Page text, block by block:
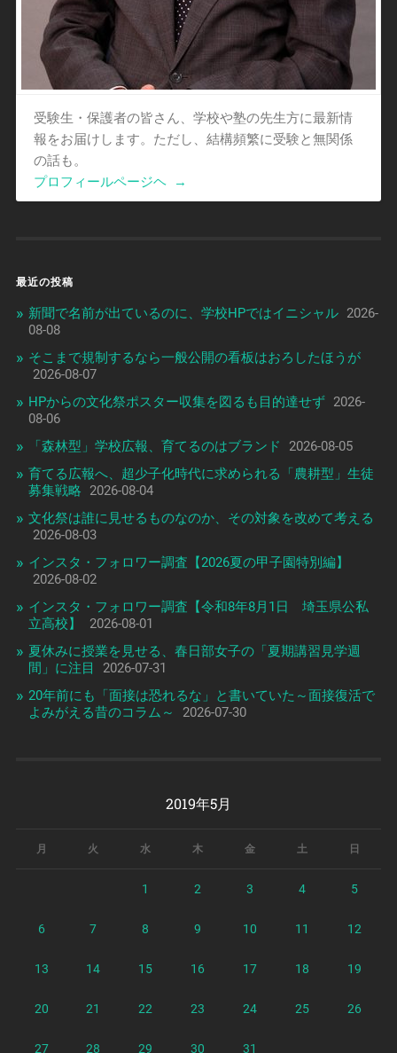
受験生・保護者の皆さん、学校や塾の先生方に最新情
報をお届けします。ただし、結構頻繁に受験と無関係
の話も。
プロフィールページヘ
→
最近の投稿
新聞で名前が出ているのに、学校HPではイニシャル 2026-
08-08
そこまで規制するなら一般公開の看板はおろしたほうが
2026-08-07
HPからの文化祭ポスター収集を図るも目的達せず
2026-
08-06
「森林型」学校広報、育てるのはブランド
2026-08-05
育てる広報へ、超少子化時代に求められる「農耕型」生徒
募集戦略
2026-08-04
文化祭は誰に見せるものなのか、その対象を改めて考える
2026-08-03
インスタ・フォロワー調査【2026夏の甲子園特別編】
2026-08-02
インスタ・フォロワー調査【令和8年8月1日 埼玉県公私
立高校】
2026-08-01
夏休みに授業を見せる、春日部女子の「夏期講習見学週
間」に注目
2026-07-31
20年前にも「面接は恐れるな」と書いていた～面接復活で
よみがえる昔のコラム～
2026-07-30
2019年5月
月 火 水 木 金 土 日
1 2 3 4 5
6 7 8 9 10 11 12
13 14 15 16 17 18 19
20 21 22 23 24 25 26
27 28 29 30 31